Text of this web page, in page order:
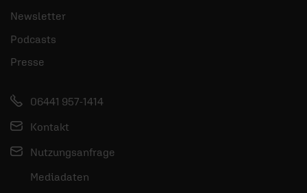
Newsletter
Podcasts
Presse
06441 957-1414
Kontakt
Nutzungsanfrage
Mediadaten